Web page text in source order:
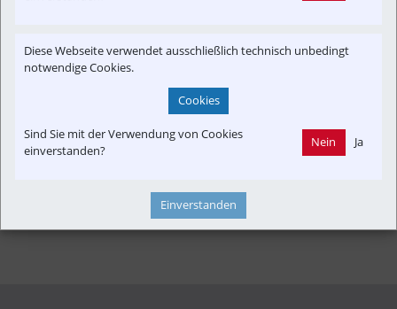
Infrastruktur
Diese Webseite verwendet ausschließlich technisch unbedingt
notwendige Cookies.
Cookies
Sind Sie mit der Verwendung von Cookies
einverstanden?
Nein Ja
Einverstanden